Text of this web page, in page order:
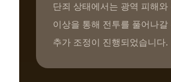
단죄 상태에서는 광역 피해와
이상을 통해 전투를 풀어나갈
추가 조정이 진행되었습니다.